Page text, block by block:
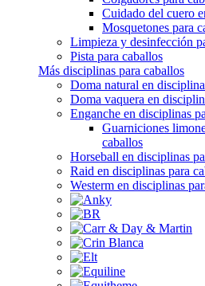
Cuidado del cuero
Mosquetones para
Limpieza y desinfección
Pista para caballos
Más disciplinas para caballos
Doma natural en
Doma vaquera en
Enganche en disciplinas
Guarniciones
caballos
Horseball en disciplinas
Raid en disciplinas para
Westerm en disciplinas